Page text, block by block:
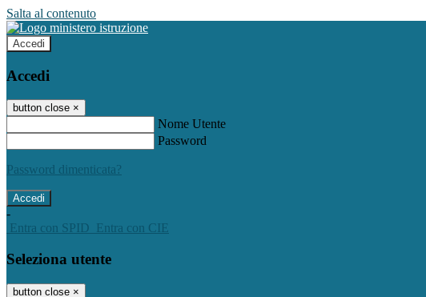
Salta al contenuto
Accedi
Accedi
button close ×
Nome Utente
Password
Password dimenticata?
-
Entra con SPID
Entra con CIE
Seleziona utente
button close ×